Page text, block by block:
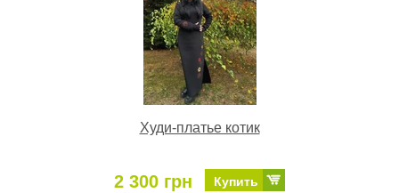
Худи-платье котик
2 300 грн Купить